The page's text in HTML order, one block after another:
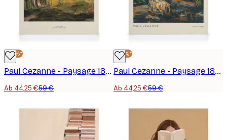
-25%*
Paul Cezanne - Paysage 1862-1864 Leinwandbild
Ab 44,25 €59 €
-25%*
Paul Cezanne - Paysage 1866 Leinwandbild
Ab 44,25 €59 €